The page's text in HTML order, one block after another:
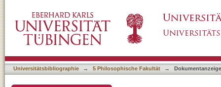
Universitätsbibliographie → 5 Philosophische Fakultät → Dokumentanzeige